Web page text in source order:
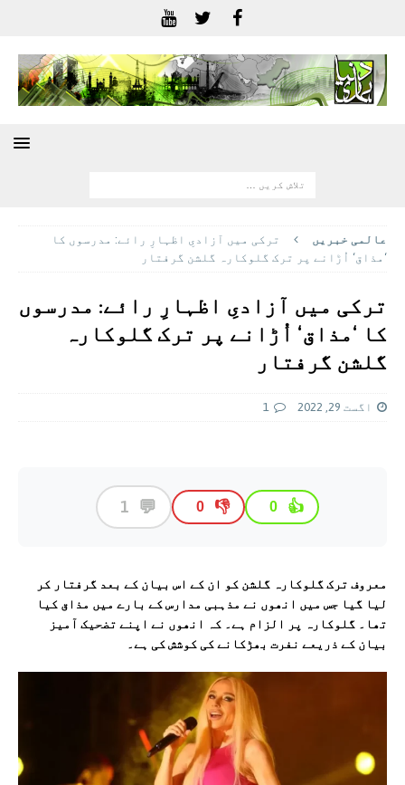
عالمی خبريں
ترکی میں آزادیِ اظہارِ رائے: مدرسوں کا
‘مذاق‘ اُڑانے پر ترک گلوکارہ گلشن گرفتار
ترکی میں آزادیِ اظہارِ رائے: مدرسوں
کا ‘مذاق‘ اُڑانے پر ترک گلوکارہ
گلشن گرفتار
اگست 29, 2022 1
👍
0
👎
0
💬
1
معروف ترک گلوکارہ گلشن کو ان کے اس بیان کے بعد گرفتار کر
لیا گیا جس میں انھوں نے مذہبی مدارس کے بارے میں مذاق کیا
تھا۔ گلوکارہ پر الزام ہے۔ کہ انھوں نے اپنے تضحیک آمیز
بیان کے ذریعے نفرت بھڑکانے کی کوشش کی ہے۔